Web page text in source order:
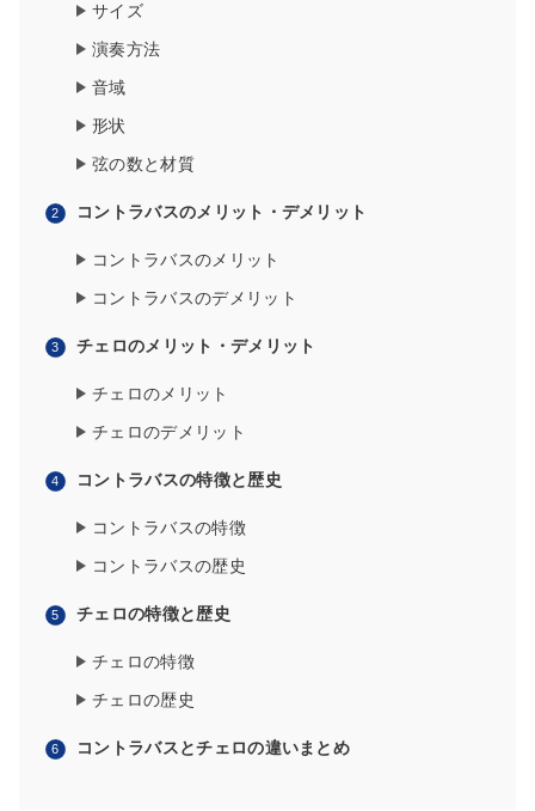
サイズ
演奏方法
音域
形状
弦の数と材質
コントラバスのメリット・デメリット
コントラバスのメリット
コントラバスのデメリット
チェロのメリット・デメリット
チェロのメリット
チェロのデメリット
コントラバスの特徴と歴史
コントラバスの特徴
コントラバスの歴史
チェロの特徴と歴史
チェロの特徴
チェロの歴史
コントラバスとチェロの違いまとめ